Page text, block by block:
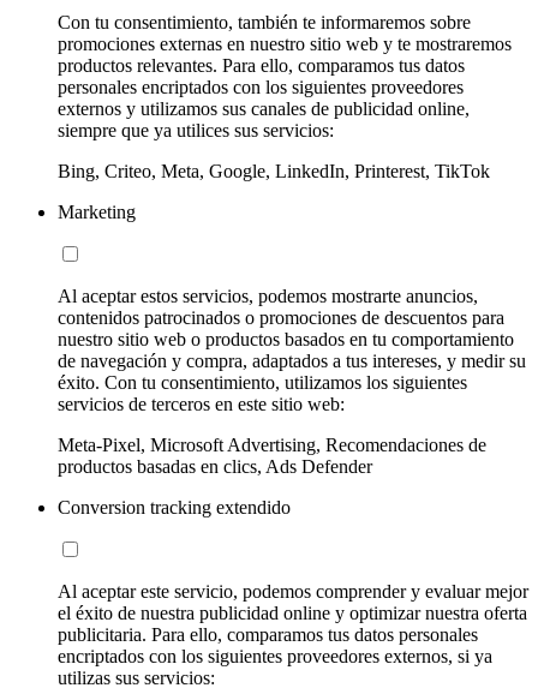
Con tu consentimiento, también te informaremos sobre
promociones externas en nuestro sitio web y te mostraremos
productos relevantes. Para ello, comparamos tus datos
personales encriptados con los siguientes proveedores
externos y utilizamos sus canales de publicidad online,
siempre que ya utilices sus servicios:
Bing, Criteo, Meta, Google, LinkedIn, Printerest, TikTok
Marketing
Al aceptar estos servicios, podemos mostrarte anuncios,
contenidos patrocinados o promociones de descuentos para
nuestro sitio web o productos basados en tu comportamiento
de navegación y compra, adaptados a tus intereses, y medir su
éxito. Con tu consentimiento, utilizamos los siguientes
servicios de terceros en este sitio web:
Meta-Pixel, Microsoft Advertising, Recomendaciones de
productos basadas en clics, Ads Defender
Conversion tracking extendido
Al aceptar este servicio, podemos comprender y evaluar mejor
el éxito de nuestra publicidad online y optimizar nuestra oferta
publicitaria. Para ello, comparamos tus datos personales
encriptados con los siguientes proveedores externos, si ya
utilizas sus servicios: